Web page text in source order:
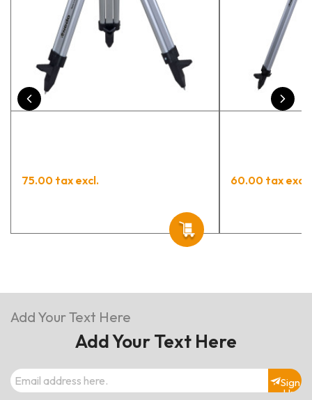
75.00 tax excl. 60.00 tax excl.
Add Your Text Here
Add Your Text Here
Sign
Up